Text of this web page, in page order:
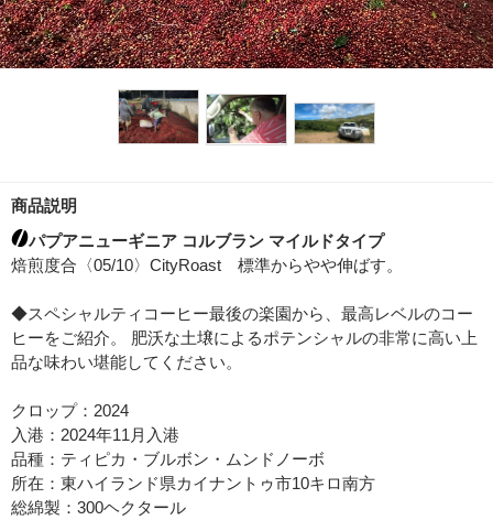
商品説明
パプアニューギニア コルブラン マイルドタイプ
焙煎度合〈05/10〉CityRoast 標準からやや伸ばす。
◆スペシャルティコーヒー最後の楽園から、最高レベルのコー
ヒーをご紹介。 肥沃な土壌によるポテンシャルの非常に高い上
品な味わい堪能してください。
クロップ：2024
入港：2024年11月入港
品種：ティピカ・ブルボン・ムンドノーボ
所在：東ハイランド県カイナントゥ市10キロ南方
総綿製：300ヘクタール